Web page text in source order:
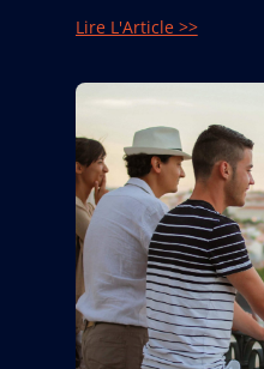
Lire L'Article >>